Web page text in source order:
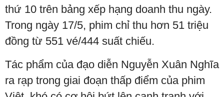
thứ 10 trên bảng xếp hạng doanh thu ngày.
Trong ngày 17/5, phim chỉ thu hơn 51 triệu
đồng từ 551 vé/444 suất chiếu.
Tác phẩm của đạo diễn Nguyễn Xuân Nghĩa
ra rạp trong giai đoạn thấp điểm của phim